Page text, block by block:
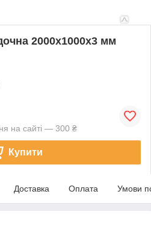
2000х1000х3 мм
на сайті — 300 ₴
Купити
Доставка Оплата Умови